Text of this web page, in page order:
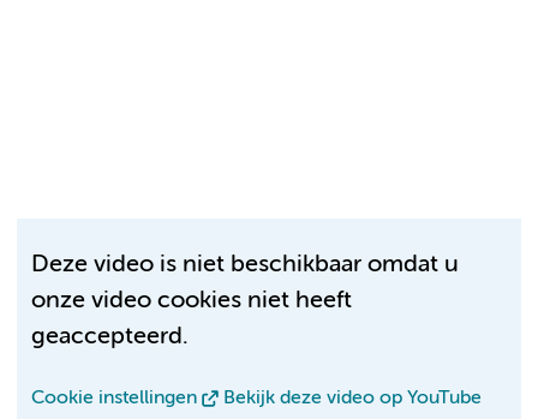
Deze video is niet beschikbaar omdat u
onze video cookies niet heeft
geaccepteerd.
Cookie instellingen Bekijk deze video op YouTube